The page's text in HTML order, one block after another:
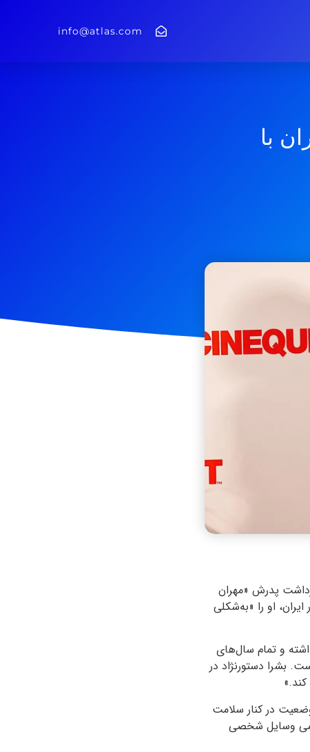
info@atlas.com
با
پیامی اینستاگرامی از بازداشت پدرش «مهران
او را «به‌شکلی
نداشته و تمام سال‌های
کرده است. بشرا دستورنژاد در
در کنار سلامت
وسایل شخصی